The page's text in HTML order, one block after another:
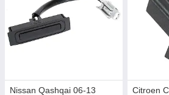
Nissan Qashqai 06-13
Citroen